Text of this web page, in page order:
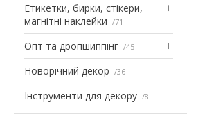
Етикетки, бирки, стікери,
магнітні наклейки
71
Опт та дропшиппінг 45
Новорічний декор 36
Інструменти для декору 8